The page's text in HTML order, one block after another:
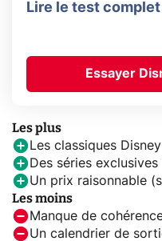
Lire le test
Essayer
Les plus
Les classiques
Des séries
Un prix raisonnable
Les moins
Manque de
Un calendrier de